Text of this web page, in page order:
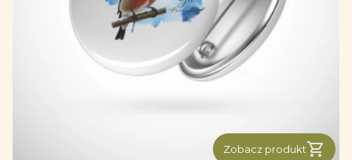
Zobacz produkt